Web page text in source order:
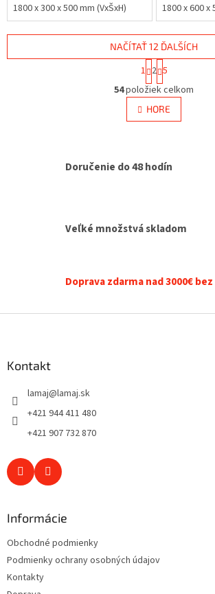
1800 x 300 x 500 mm (VxŠxH) 1800 x 600 x
O
v
l
á
c
i
v
ý
s
NAČÍTAŤ 12 ĎALŠÍCH
S
t
r
á
n
k
n
1 2 5
54položiek celkom
HORE
Doručenie do 48 hodín
Veľké množstvá skladom
Doprava zdarma nad 3000€ bez
Kontakt
lamaj@lamaj.sk
+421 944 411 480
+421 907 732 870
Informácie
Obchodné podmienky
Podmienky ochrany osobných údajov
Kontakty